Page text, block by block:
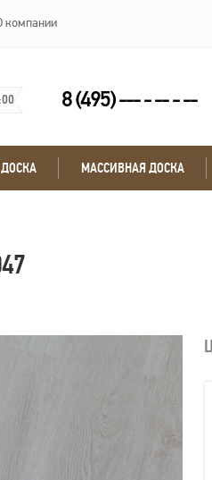
компании
8 (495) --- - -- - --
МАССИВНАЯ ДОСКА